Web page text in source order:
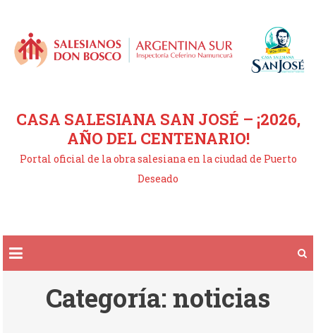
contenido
CASA SALESIANA SAN JOSÉ – ¡2026,
AÑO DEL CENTENARIO!
Portal oficial de la obra salesiana en la ciudad de Puerto
Deseado
Categoría: noticias